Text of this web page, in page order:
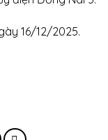
16/12/2025.